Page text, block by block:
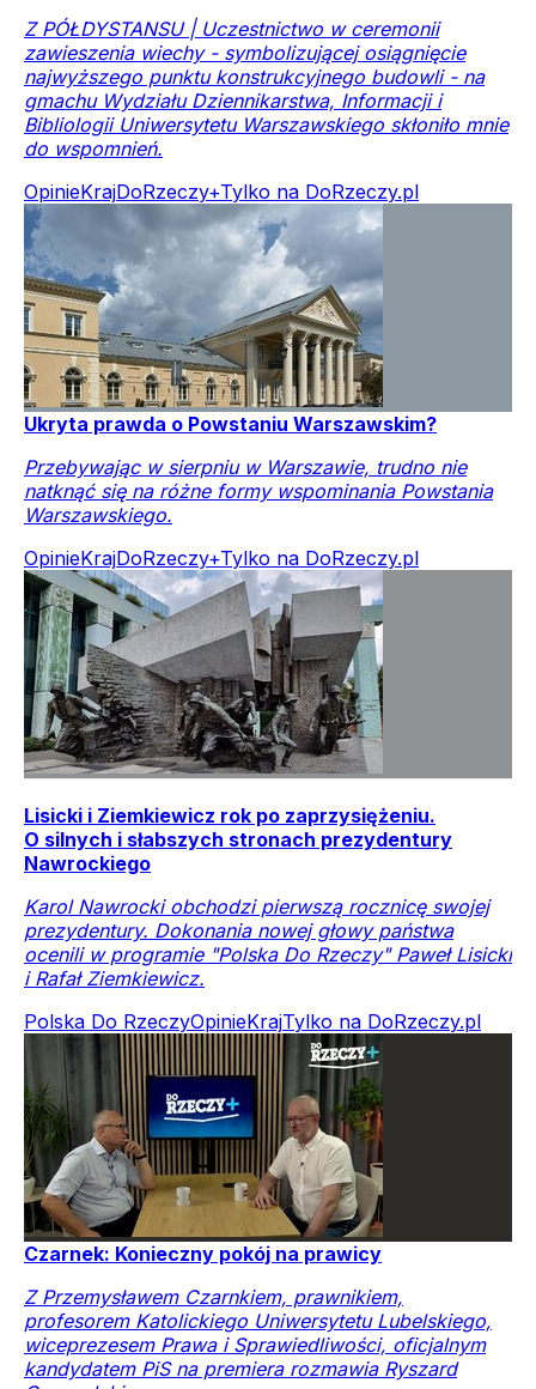
Z PÓŁDYSTANSU | Uczestnictwo w ceremonii
zawieszenia wiechy - symbolizującej osiągnięcie
najwyższego punktu konstrukcyjnego budowli - na
gmachu Wydziału Dziennikarstwa, Informacji i
Bibliologii Uniwersytetu Warszawskiego skłoniło mnie
do wspomnień.
OpinieKrajDoRzeczy+Tylko na DoRzeczy.pl
Ukryta prawda o Powstaniu Warszawskim?
Przebywając w sierpniu w Warszawie, trudno nie
natknąć się na różne formy wspominania Powstania
Warszawskiego.
OpinieKrajDoRzeczy+Tylko na DoRzeczy.pl
Lisicki i Ziemkiewicz rok po zaprzysiężeniu.
O silnych i słabszych stronach prezydentury
Nawrockiego
Karol Nawrocki obchodzi pierwszą rocznicę swojej
prezydentury. Dokonania nowej głowy państwa
ocenili w programie "Polska Do Rzeczy" Paweł Lisicki
i Rafał Ziemkiewicz.
Polska Do RzeczyOpinieKrajTylko na DoRzeczy.pl
Czarnek: Konieczny pokój na prawicy
Z Przemysławem Czarnkiem, prawnikiem,
profesorem Katolickiego Uniwersytetu Lubelskiego,
wiceprezesem Prawa i Sprawiedliwości, oficjalnym
kandydatem PiS na premiera rozmawia Ryszard